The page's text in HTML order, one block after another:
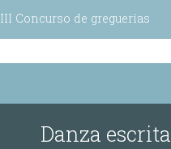
III Concurso de greguerías
Danza escrita